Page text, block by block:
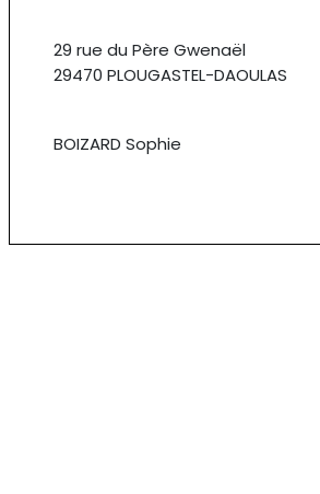
29 rue du Père Gwenaël
29470 PLOUGASTEL-DAOULAS
BOIZARD Sophie